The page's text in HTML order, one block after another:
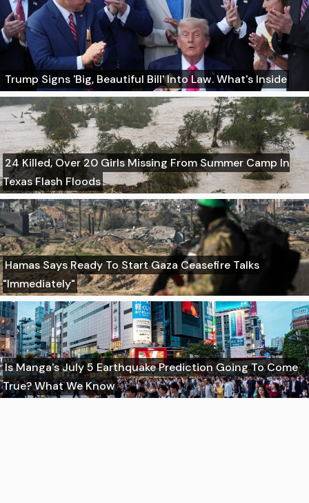
Trump Signs 'Big, Beautiful Bill' Into Law. What's Inside
24 Killed, Over 20 Girls Missing From Summer Camp In
Texas Flash Floods
Hamas Says Ready To Start Gaza Ceasefire Talks
"Immediately"
Is Manga's July 5 Earthquake Prediction Going To Come
True? What We Know